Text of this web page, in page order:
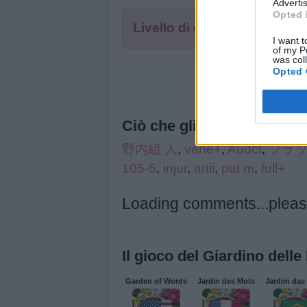
Opted
I want
of my
was
Opted
lettere
Livello di gioco non trovato.
Ciò che gli altri stanno
野内組 人 , vane+,Audct,フラ
105-5, injur, artii, pat m, full+
Loading
Il gioco del Giardino
Garden of Words Jardin des Mots Jardim das